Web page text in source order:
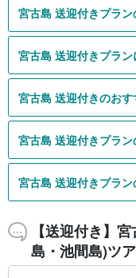
宮古島 送迎付きプラ
宮古島 送迎付きプラ
宮古島 送迎付きのお
宮古島 送迎付きプラ
宮古島 送迎付きプラ
【送迎付き】
島・池間島)ツ